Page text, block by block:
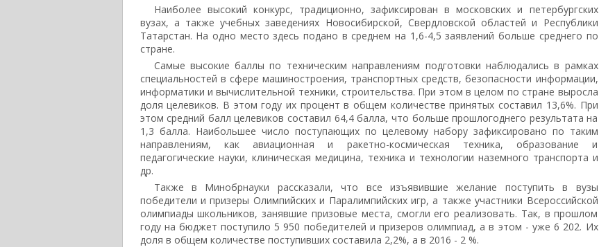
Наиболее высокий конкурс, традиционно, зафиксирован в московских и петербургских
вузах, а также учебных заведениях Новосибирской, Свердловской областей и Республики
Татарстан. На одно место здесь подано в среднем на 1,6-4,5 заявлений больше среднего по
стране.
Самые высокие баллы по техническим направлениям подготовки наблюдались в рамках
специальностей в сфере машиностроения, транспортных средств, безопасности информации,
информатики и вычислительной техники, строительства. При этом в целом по стране выросла
доля целевиков. В этом году их процент в общем количестве принятых составил 13,6%. При
этом средний балл целевиков составил 64,4 балла, что больше прошлогоднего результата на
1,3 балла. Наибольшее число поступающих по целевому набору зафиксировано по таким
направлениям, как авиационная и ракетно-космическая техника, образование и
педагогические науки, клиническая медицина, техника и технологии наземного транспорта и
др.
Также в Минобрнауки рассказали, что все изъявившие желание поступить в вузы
победители и призеры Олимпийских и Паралимпийских игр, а также участники Всероссийской
олимпиады школьников, занявшие призовые места, смогли его реализовать. Так, в прошлом
году на бюджет поступило 5 950 победителей и призеров олимпиад, а в этом - уже 6 202. Их
доля в общем количестве поступивших составила 2,2%, а в 2016 - 2 %.